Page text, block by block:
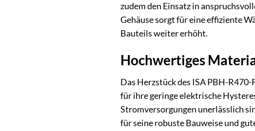
zudem den Einsatz in
Gehäuse sorgt für eine effiziente
Bauteils weiter erhöht.
Hochwertiges
Das Herzstück des ISA PBH-
für ihre geringe elektrische
Stromversorgungen unerlässlich
für seine robuste Bauweise und